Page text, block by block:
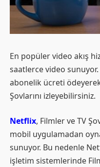
En popüler video akış
saatlerce video
abonelik ücreti
Şovlarını izleyebilirsiniz.
Netflix, Filmler ve TV
mobil uygulamadan
sunuyor. Bu nedenle
işletim sistemlerinde